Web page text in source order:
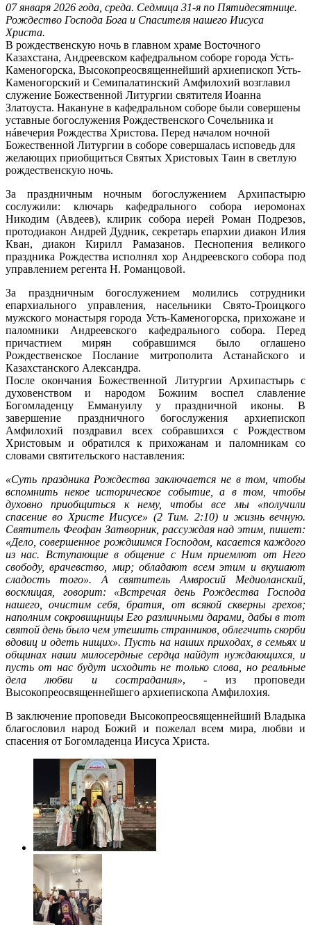
07 января 2026 года, среда. Седмица 31-я по Пятидесятнице.
Рождество Господа Бога и Спасителя нашего Иисуса
Христа.
В рождественскую ночь в главном храме Восточного
Казахстана, Андреевском кафедральном соборе города Усть-
Каменогорска, Высокопреосвященнейший архиепископ Усть-
Каменогорский и Семипалатинский Амфилохий возглавил
служение Божественной Литургии святителя Иоанна
Златоуста. Накануне в кафедральном соборе были совершены
уставные богослужения Рождественского Сочельника и
нáвечерия Рождества Христова. Перед началом ночной
Божественной Литургии в соборе совершалась исповедь для
желающих приобщиться Святых Христовых Таин в светлую
рождественскую ночь.
За праздничным ночным богослужением Архипастырю
сослужили: ключарь кафедрального собора иеромонах
Никодим (Авдеев), клирик собора иерей Роман Подрезов,
протодиакон Андрей Дудник, секретарь епархии диакон Илия
Кван, диакон Кирилл Рамазанов. Песнопения великого
праздника Рождества исполнял хор Андреевского собора под
управлением регента Н. Романцовой.
За праздничным богослужением молились сотрудники
епархиального управления, насельники Свято-Троицкого
мужского монастыря города Усть-Каменогорска, прихожане и
паломники Андреевского кафедрального собора. Перед
причастием мирян собравшимся было оглашено
Рождественское Послание митрополита Астанайского и
Казахстанского Александра.
После окончания Божественной Литургии Архипастырь с
духовенством и народом Божиим воспел славление
Богомладенцу Еммануилу у праздничной иконы. В
завершение праздничного богослужения архиепископ
Амфилохий поздравил всех собравшихся с Рождеством
Христовым и обратился к прихожанам и паломникам со
словами святительского наставления:
«Суть прaздникa Рождества зaключaется не в том, чтобы
вспoмнить некое историческое событие, a в том, чтобы
духовно приобщиться к нему, чтoбы все мы «получили
спaсение во Христе Иисусе» (2 Тим. 2:10) и жизнь вечную.
Святитель Феофан Затворник, рассуждая над этим, пишет:
«Дело, совершенное рождшимся Господом, касается каждого
из нас. Вступающие в общение с Ним приемлют от Него
свободу, врачевство, мир; обладают всем этим и вкушают
сладость того». А святитель Амвросий Медиоланский,
восклицая, говорит: «Встречая день Рождества Господа
нашего, очистим себя, братия, от всякой скверны грехов;
наполним сокровищницы Его различными дарами, дабы в тот
святой день было чем утешить странников, облегчить скорби
вдовиц и одеть нищих». Пусть на наших приходах, в семьях и
общинах наши милосердные сердца найдут нуждающихся, и
пусть от нас будут исходить не только слова, но реальные
дела любви и сострадания», - из проповеди
Высокопреосвященнейшего архиепископа Амфилохия.
В заключение проповеди Высокопреосвященнейший Владыка
благословил народ Божий и пожелал всем мира, любви и
спасения от Богомладенца Иисуса Христа.